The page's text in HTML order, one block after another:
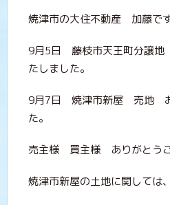
焼津市の大住不動産 加藤です
9月5日 藤枝市天王町分譲
たしました。
9月7日 焼津市新屋 売地 お
た。
売主様 買主様 ありがとうご
焼津市新屋の土地に関しては